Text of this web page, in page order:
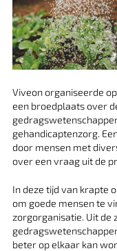
Viveon organiseerde
een broedplaats over
gehandicaptenzorg.
door mensen met
over een vraag uit de
In deze tijd van krapte
om goede mensen te
zorgorganisatie. Uit de
beter op elkaar kan